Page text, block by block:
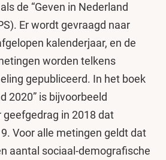
de “Geven in Nederland
Er wordt gevraagd naar
kalenderjaar, en de
worden telkens
gepubliceerd. In het boek
2020” is bijvoorbeeld
in 2018 dat
Voor alle metingen geldt dat
aantal sociaal-demografische